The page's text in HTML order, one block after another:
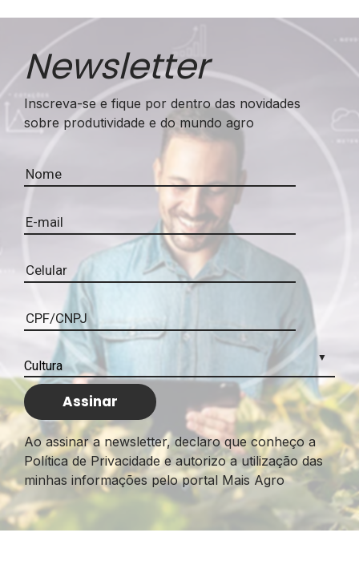
Newsletter
Inscreva-se e fique por dentro das novidades
sobre produtividade e do mundo agro
Ao assinar a newsletter, declaro que conheço a
Política de Privacidade e autorizo a utilização das
minhas informações pelo portal Mais Agro